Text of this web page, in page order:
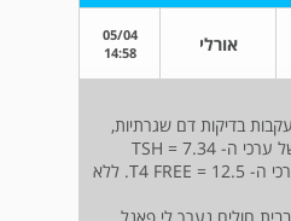
אורלי
05/04
14:58
ואתמול בעקבות בדיקות דם שגרתיות,
קיבלתי תוצאות חריגות של ערכי ה- TSH = 7.34
הבדיקה כוללת גם את ערכי ה- T4 FREE = 12.5. ללא